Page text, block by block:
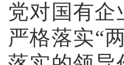
党对国有
严格落实“